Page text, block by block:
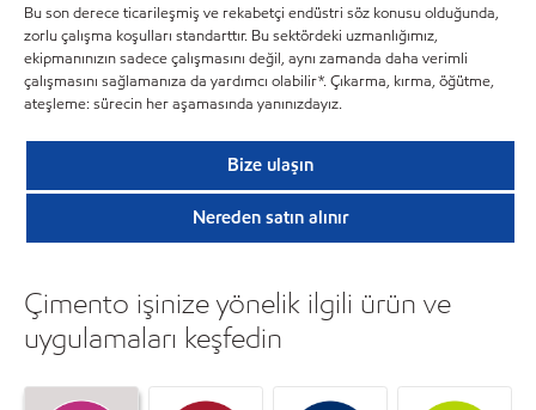
Bu son derece ticarileşmiş ve rekabetçi endüstri söz konusu olduğunda,
zorlu çalışma koşulları standarttır. Bu sektördeki uzmanlığımız,
ekipmanınızın sadece çalışmasını değil, aynı zamanda daha verimli
çalışmasını sağlamanıza da yardımcı olabilir*. Çıkarma, kırma, öğütme,
ateşleme: sürecin her aşamasında yanınızdayız.
Bize ulaşın
Nereden satın alınır
Çimento işinize yönelik ilgili ürün ve
uygulamaları keşfedin